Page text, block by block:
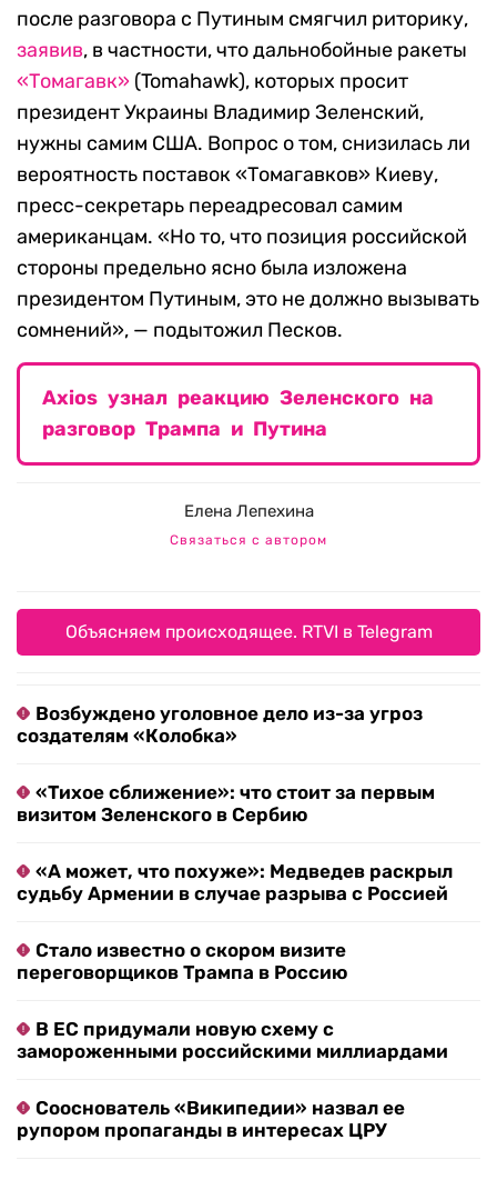
после разговора с Путиным смягчил риторику,
заявив, в частности, что дальнобойные ракеты
«Томагавк» (Tomahawk), которых просит
президент Украины Владимир Зеленский,
нужны самим США. Вопрос о том, снизилась ли
вероятность поставок «Томагавков» Киеву,
пресс-секретарь переадресовал самим
американцам. «Но то, что позиция российской
стороны предельно ясно была изложена
президентом Путиным, это не должно вызывать
сомнений», — подытожил Песков.
Axios узнал реакцию Зеленского на
разговор Трампа и Путина
Елена Лепехина
Связаться с автором
Объясняем происходящее. RTVI в Telegram
Возбуждено уголовное дело из-за угроз
создателям «Колобка»
«Тихое сближение»: что стоит за первым
визитом Зеленского в Сербию
«А может, что похуже»: Медведев раскрыл
судьбу Армении в случае разрыва с Россией
Стало известно о скором визите
переговорщиков Трампа в Россию
В ЕС придумали новую схему с
замороженными российскими миллиардами
Сооснователь «Википедии» назвал ее
рупором пропаганды в интересах ЦРУ